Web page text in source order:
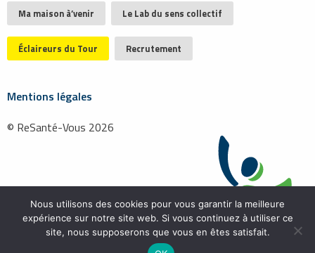
Ma maison à’venir Le Lab du sens collectif
Éclaireurs du Tour Recrutement
Mentions légales
© ReSanté-Vous 2026
Nous utilisons des cookies pour vous garantir la meilleure
expérience sur notre site web. Si vous continuez à utiliser ce
site, nous supposerons que vous en êtes satisfait.